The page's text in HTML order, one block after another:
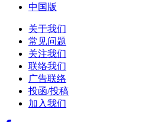
中国版
关于我们
常见问题
关注我们
联络我们
广告联络
投函/投稿
加入我们